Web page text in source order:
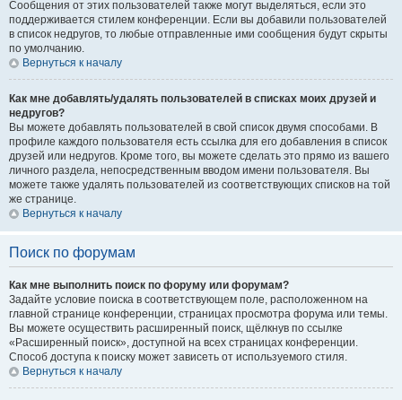
Сообщения от этих пользователей также могут выделяться, если это
поддерживается стилем конференции. Если вы добавили пользователей
в список недругов, то любые отправленные ими сообщения будут скрыты
по умолчанию.
Вернуться к началу
Как мне добавлять/удалять пользователей в списках моих друзей и
недругов?
Вы можете добавлять пользователей в свой список двумя способами. В
профиле каждого пользователя есть ссылка для его добавления в список
друзей или недругов. Кроме того, вы можете сделать это прямо из вашего
личного раздела, непосредственным вводом имени пользователя. Вы
можете также удалять пользователей из соответствующих списков на той
же странице.
Вернуться к началу
Поиск по форумам
Как мне выполнить поиск по форуму или форумам?
Задайте условие поиска в соответствующем поле, расположенном на
главной странице конференции, страницах просмотра форума или темы.
Вы можете осуществить расширенный поиск, щёлкнув по ссылке
«Расширенный поиск», доступной на всех страницах конференции.
Способ доступа к поиску может зависеть от используемого стиля.
Вернуться к началу